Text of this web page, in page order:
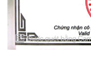
Orient Nam RA-